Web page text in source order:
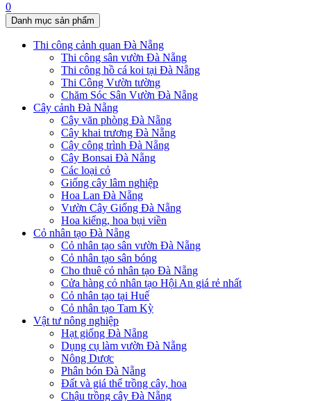
0
Danh mục sản phẩm
Thi công cảnh quan Đà Nẵng
Thi công sân vườn Đà Nẵng
Thi công hồ cá koi tại Đà Nẵng
Thi Công Vườn tường
Chăm Sóc Sân Vườn Đà Nẵng
Cây cảnh Đà Nẵng
Cây văn phòng Đà Nẵng
Cây khai trương Đà Nẵng
Cây công trình Đà Nẵng
Cây Bonsai Đà Nẵng
Các loại cỏ
Giống cây lâm nghiệp
Hoa Lan Đà Nẵng
Vườn Cây Giống Đà Nẵng
Hoa kiểng, hoa bụi viền
Cỏ nhân tạo Đà Nẵng
Cỏ nhân tạo sân vườn Đà Nẵng
Cỏ nhân tạo sân bóng
Cho thuê cỏ nhân tạo Đà Nẵng
Cửa hàng cỏ nhân tạo Hội An giá rẻ nhất
Cỏ nhân tạo tại Huế
Cỏ nhân tạo Tam Kỳ
Vật tư nông nghiệp
Hạt giống Đà Nẵng
Dụng cụ làm vườn Đà Nẵng
Nông Dược
Phân bón Đà Nẵng
Đất và giá thể trồng cây, hoa
Chậu trồng cây Đà Nẵng